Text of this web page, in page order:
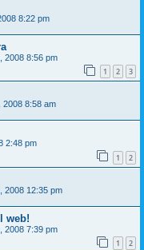
8:22 pm
2008 8:56 pm
1 2 3
2008 8:58 am
2:48 pm
1 2
2008 12:35 pm
web!
2008 7:39 pm
1 2